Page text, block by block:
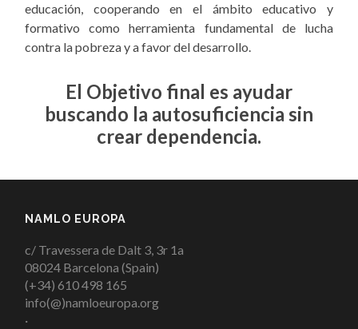
educación, cooperando en el ámbito educativo y
formativo como herramienta fundamental de lucha
contra la pobreza y a favor del desarrollo.
El Objetivo final es ayudar
buscando la autosuficiencia sin
crear dependencia.
NAMLO EUROPA
c/ Travessera de Dalt 3, 3r 1a
08024 Barcelona (Spain)
(+34) 610 498 165
info(@)namloeuropa.org
·